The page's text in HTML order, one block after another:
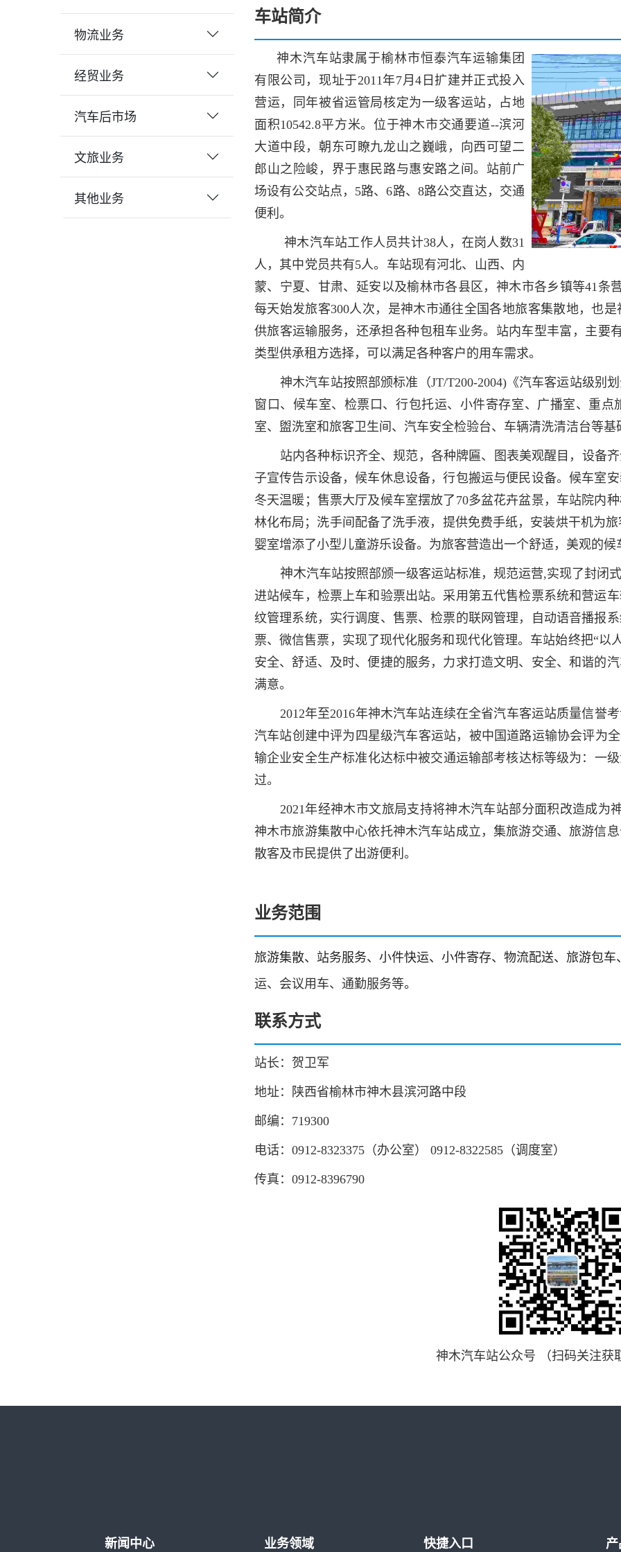
物流业务
经贸业务
汽车后市场
文旅业务
其他业务
车站简介
神木汽车站隶属于榆林市恒泰汽车运输集团
有限公司，现址于2011年7月4日扩建并正式投入
营运，同年被省运管局核定为一级客运站， 占地
面积10542.8平方米。位于神木市交通要道--滨河
大道中段，朝东可瞭九龙山之巍峨，向西可望二
郎山之险峻，界于惠民路与惠安路之间。站前广
场设有公交站点，5路、6路、8路公交直达，交通
便利。
神木汽车站工作人员共计38人，在岗人数31
人，其中党员共有5人。车站现有河北、山西、内
蒙、宁夏、甘肃、延安以及榆林市各县区，神木市各乡镇等41条
每天始发旅客300人次，是神木市通往全国各地旅客集散地，也
供旅客运输服务，还承担各种包租车业务。站内车型丰富，主要
类型供承租方选择，可以满足各种客户的用车需求。
神木汽车站按照部颁标准（JT/T200-2004)《汽车客运站级别
窗口、候车室、检票口、行包托运、小件寄存室、广播室、重
室、盥洗室和旅客卫生间、汽车安全检验台、车辆清洗清洁台等基
站内各种标识齐全、规范，各种牌匾、图表美观醒目，设备
子宣传告示设备，候车休息设备，行包搬运与便民设备。候车室
冬天温暖；售票大厅及候车室摆放了70多盆花卉盆景，车站院内
林化布局；洗手间配备了洗手液，提供免费手纸，安装烘干机为
婴室增添了小型儿童游乐设备。为旅客营造出一个舒适，美观的
神木汽车站按照部颁一级客运站标准，规范运营,实现了封闭
进站候车，检票上车和验票出站。采用第五代售检票系统和营运
纹管理系统，实行调度、售票、检票的联网管理，自动语音播报
票、微信售票，实现了现代化服务和现代化管理。车站始终把“以
安全、舒适、及时、便捷的服务，力求打造文明、安全、和谐的
满意。
2012年至2016年神木汽车站连续在全省汽车客运站质量信誉
汽车站创建中评为四星级汽车客运站，被中国道路运输协会评为
输企业安全生产标准化达标中被交通运输部考核达标等级为：一
过。
2021年经神木市文旅局支持将神木汽车站部分面积改造成为
神木市旅游集散中心依托神木汽车站成立，集旅游交通、旅游信
散客及市民提供了出游便利。
业务范围
旅游集散、站务服务、小件快运、小件寄存、物流配送、旅游包车
运、会议用车、通勤服务等。
联系方式
站长：贺卫军
地址：陕西省榆林市神木县滨河路中段
邮编：719300
电话：0912-8323375（办公室） 0912-8322585（调度室）
传真：0912-8396790
神木汽车站公众号 （扫码关注获
新闻中心 业务领域 快捷入口